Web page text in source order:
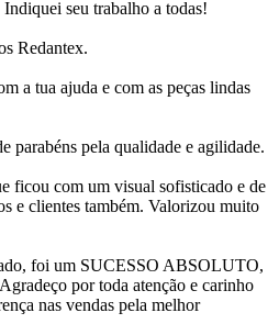
seu trabalho a todas!
Redantex.
a tua ajuda e com as peças lindas
parabéns pela qualidade e agilidade.
ficou com um visual sofisticado e de
e clientes também. Valorizou muito
foi um SUCESSO ABSOLUTO,
por toda atenção e carinho
nas vendas pela melhor